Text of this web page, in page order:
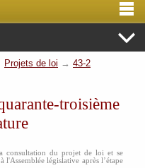
Projets de loi → 43-2
troisième
consultation du projet de loi et se
législative après l’étape